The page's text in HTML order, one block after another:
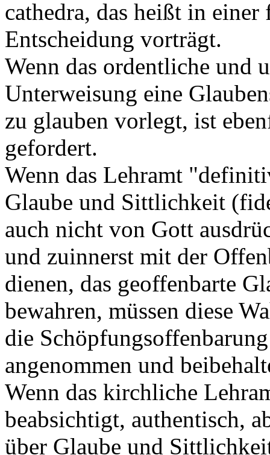
cathedra, das heißt in
Entscheidung vorträgt.
Wenn das ordentliche und
Unterweisung eine
zu glauben vorlegt, ist
gefordert.
Wenn das Lehramt
Glaube und Sittlichkeit
auch nicht von Gott
und zuinnerst mit der
dienen, das geoffenbarte
bewahren, müssen diese
die
angenommen und
Wenn das kirchliche
beabsichtigt, authentisch,
über Glaube und